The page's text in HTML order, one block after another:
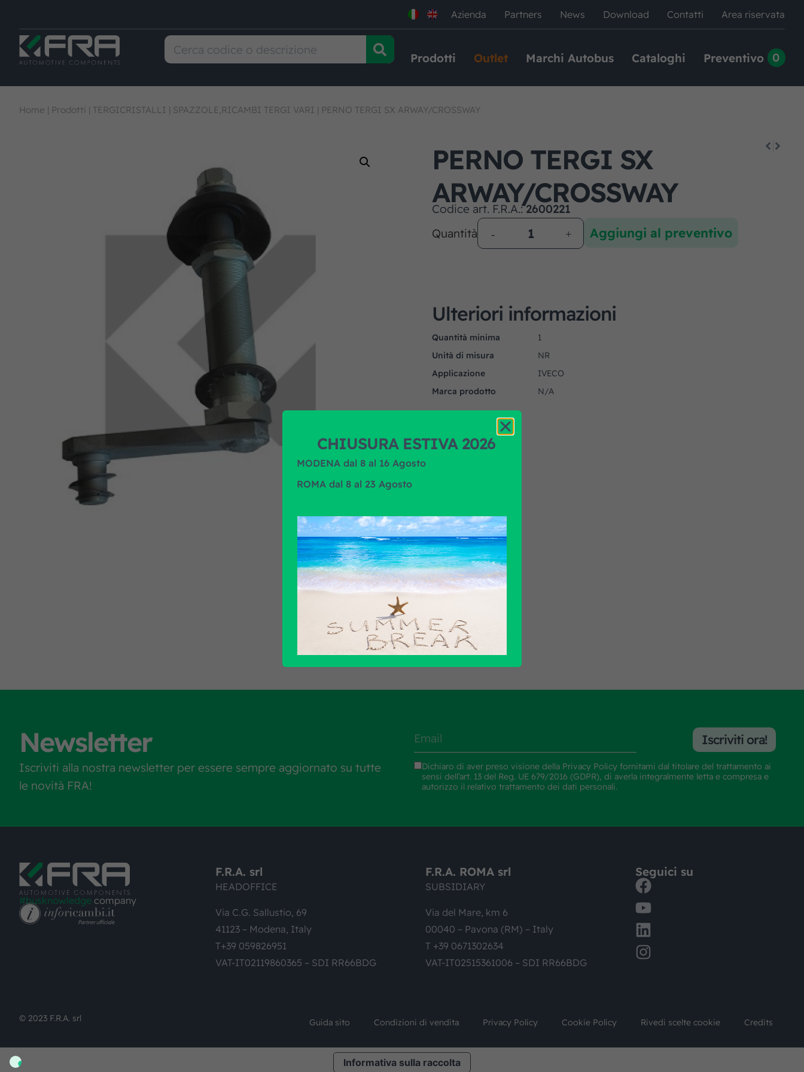
Azienda Partners News Download Contatti Area riservata
Prodotti Outlet Marchi Autobus Cataloghi Preventivo 0
Home | Prodotti | TERGICRISTALLI | SPAZZOLE,RICAMBI TERGI VARI | PERNO TERGI SX ARWAY/CROSSWAY
PERNO TERGI SX
ARWAY/CROSSWAY
Codice art. F.R.A.:2600221
Quantità
Aggiungi al preventivo
Ulteriori informazioni
Quantità minima
1
Unità di misura
NR
Applicazione
IVECO
Marca prodotto
N/A
Scopri tutti i prodotti
Newsletter
Iscriviti alla nostra newsletter per essere sempre aggiornato su tutte
le novità FRA!
Dichiaro di aver preso visione della Privacy Policy fornitami dal titolare del trattamento ai
sensi dell’art. 13 del Reg. UE 679/2016 (GDPR), di averla integralmente letta e compresa e
autorizzo il relativo trattamento dei dati personali.
Iscriviti ora!
#busknowledge company
F.R.A. srl
HEADOFFICE
Via C.G. Sallustio, 69
41123 – Modena, Italy
T+39 059826951
VAT-IT02119860365 – SDI RR66BDG
F.R.A. ROMA srl
SUBSIDIARY
Via del Mare, km 6
00040 – Pavona (RM) – Italy
T +39 0671302634
VAT-IT02515361006 – SDI RR66BDG
Seguici su
© 2023 F.R.A. srl Guida sito Condizioni di vendita Privacy Policy Cookie Policy Rivedi scelte cookie Credits
CHIUSURA ESTIVA 2026
MODENA dal 8 al 16 Agosto
ROMA dal 8 al 23 Agosto
Informativa sulla raccolta